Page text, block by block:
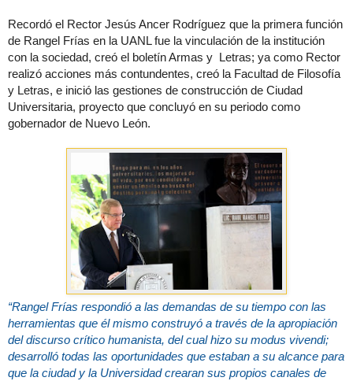
Recordó el Rector Jesús Ancer Rodríguez que la primera función
de Rangel Frías en la UANL fue la vinculación de la institución
con la sociedad, creó el boletín Armas y Letras; ya como Rector
realizó acciones más contundentes, creó la Facultad de Filosofía
y Letras, e inició las gestiones de construcción de Ciudad
Universitaria, proyecto que concluyó en su periodo como
gobernador de Nuevo León.
“Rangel Frías respondió a las demandas de su tiempo con las
herramientas que él mismo construyó a través de la apropiación
del discurso crítico humanista, del cual hizo su modus vivendi;
desarrolló todas las oportunidades que estaban a su alcance para
que la ciudad y la Universidad crearan sus propios canales de